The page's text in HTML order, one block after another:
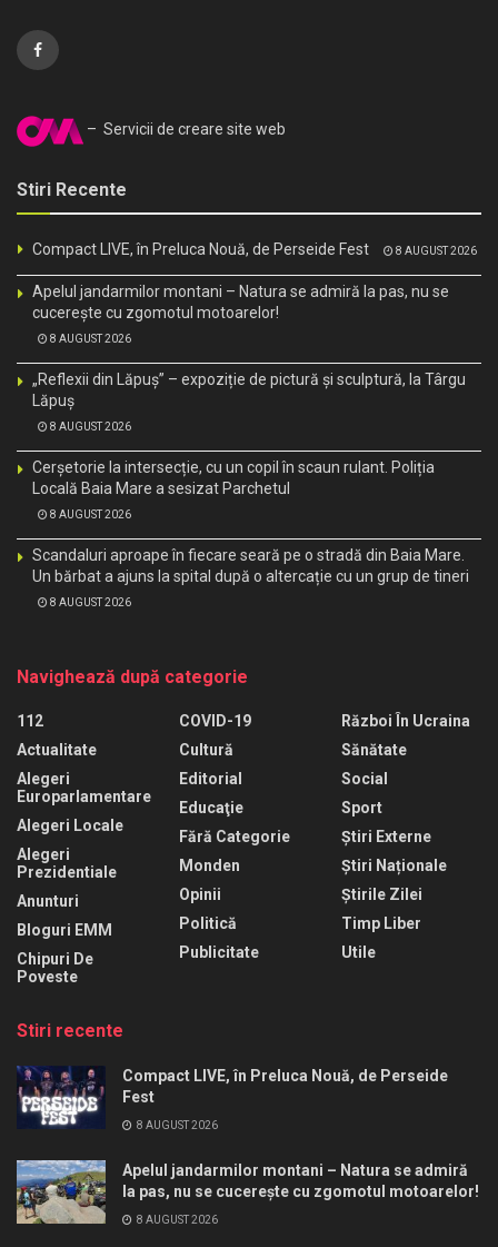
– Servicii de creare site web
Stiri Recente
Compact LIVE, în Preluca Nouă, de Perseide Fest 8 AUGUST 2026
Apelul jandarmilor montani – Natura se admiră la pas, nu se
cucerește cu zgomotul motoarelor!
8 AUGUST 2026
„Reflexii din Lăpuș” – expoziție de pictură și sculptură, la Târgu
Lăpuș
8 AUGUST 2026
Cerșetorie la intersecție, cu un copil în scaun rulant. Poliția
Locală Baia Mare a sesizat Parchetul
8 AUGUST 2026
Scandaluri aproape în fiecare seară pe o stradă din Baia Mare.
Un bărbat a ajuns la spital după o altercație cu un grup de tineri
8 AUGUST 2026
Navighează după categorie
112
Actualitate
Alegeri
Europarlamentare
Alegeri Locale
Alegeri
Prezidentiale
Anunturi
Bloguri EMM
Chipuri De
Poveste
COVID-19
Cultură
Editorial
Educaţie
Fără Categorie
Monden
Opinii
Politică
Publicitate
Război În Ucraina
Sănătate
Social
Sport
Știri Externe
Știri Naționale
Știrile Zilei
Timp Liber
Utile
Stiri recente
Compact LIVE, în Preluca Nouă, de Perseide
Fest
8 AUGUST 2026
Apelul jandarmilor montani – Natura se admiră
la pas, nu se cucerește cu zgomotul motoarelor!
8 AUGUST 2026